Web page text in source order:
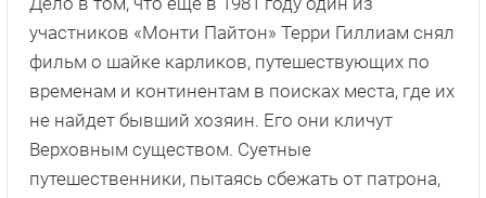
участников «Монти Пайтон» Терри Гиллиам снял
фильм о шайке карликов, путешествующих по
временам и континентам в поисках места, где их
не найдет бывший хозяин. Его они кличут
Верховным существом. Суетные
путешественники, пытаясь сбежать от патрона,